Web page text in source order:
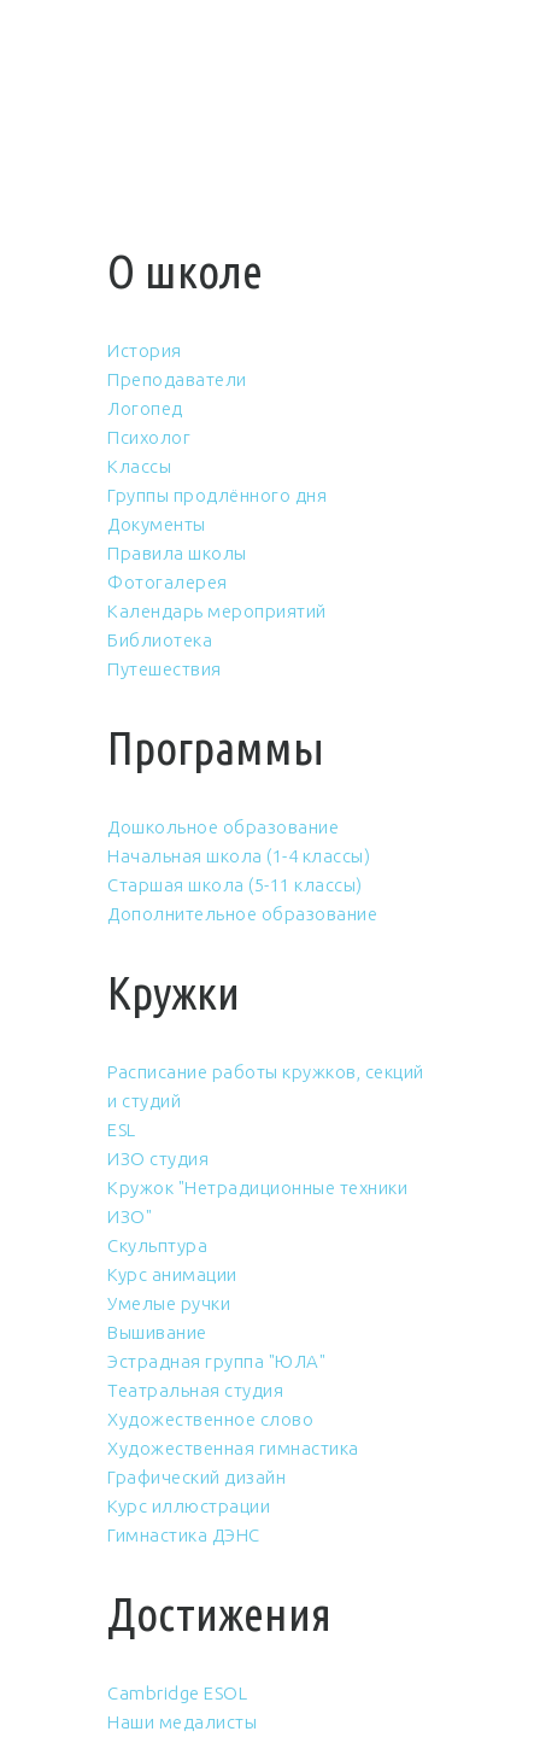
О школе
История
Преподаватели
Логопед
Психолог
Классы
Группы продлённого дня
Документы
Правила школы
Фотогалерея
Календарь мероприятий
Библиотека
Путешествия
Программы
Дошкольное образование
Начальная школа (1-4 классы)
Старшая школа (5-11 классы)
Дополнительное образование
Кружки
Расписание работы кружков, секций
и студий
ESL
ИЗО студия
Кружок "Нетрадиционные техники
ИЗО"
Скульптура
Курс анимации
Умелые ручки
Вышивание
Эстрадная группа "ЮЛА"
Театральная студия
Художественное слово
Художественная гимнастика
Графический дизайн
Курс иллюстрации
Гимнастика ДЭНС
Достижения
Cambridge ESOL
Наши медалисты